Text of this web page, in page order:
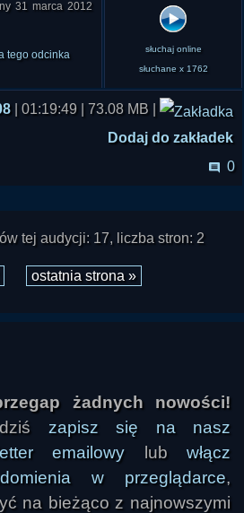
31 marca 2012
tego odcinka
słuchaj online
słuchane x 1762
| 01:19:49 | 73.08 MB |
Dodaj do zakładek
0
tej audycji: 17, liczba stron: 2
ostatnia strona »
żadnych nowości!
zapisz się na nasz
emailowy lubwłącz
w przeglądarce,
na bieżąco z najnowszymi